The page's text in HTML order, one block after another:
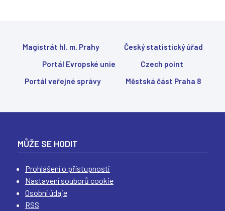
Magistrát hl. m. Prahy
Český statistický úřad
Portál Evropské unie
Czech point
Portál veřejné správy
Městská část Praha 8
MŮŽE SE HODIT
Prohlášení o přístupnosti
Nastavení souborů cookie
Osobní údaje
RSS